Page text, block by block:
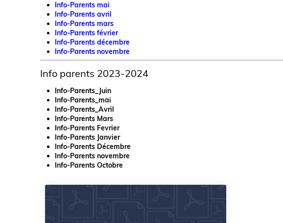
Info-Parents mai
Info-Parents avril
Info-Parents mars
Info-Parents février
Info-Parents décembre
Info-Parents novembre
Info parents 2023-2024
Info-Parents_Juin
Info-Parents_mai
Info-Parents_Avril
Info-Parents Mars
Info-Parents Fevrier
Info-Parents Janvier
Info-Parents Décembre
Info-Parents novembre
Info-Parents Octobre